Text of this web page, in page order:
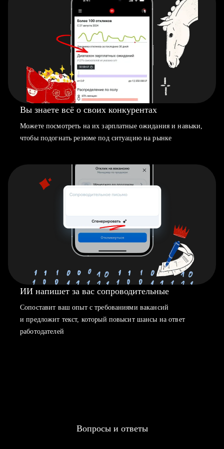
Вы знаете всё о своих конкурентах
Можете посмотреть на их зарплатные ожидания и навыки,
чтобы подогнать резюме под ситуацию на рынке
ИИ напишет за вас сопроводительные
Сопоставит ваш опыт с требованиями вакансий
и предложит текст, который повысит шансы на ответ
работодателей
Вопросы и ответы